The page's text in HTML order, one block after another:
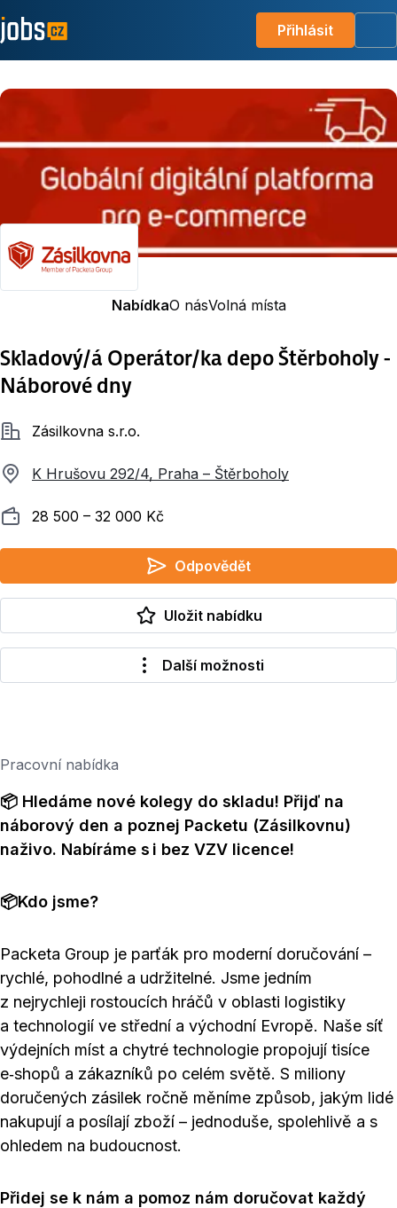
Přihlásit
NabídkaO násVolná místa
Skladový/á Operátor/ka depo Štěrboholy -
Náborové dny
SpolečnostZásilkovna s.r.o.
K Hrušovu 292/4, Praha – Štěrboholy
Plat 28 500 ‍–‍ 32 000 Kč
Odpovědět
Uložit nabídku
Další možnosti
Pracovní nabídka
📦 Hledáme nové kolegy do skladu! Přijď na
náborový den a poznej Packetu (Zásilkovnu)
naživo. Nabíráme s i bez VZV licence!
📦Kdo jsme?
Packeta Group je parťák pro moderní doručování –
rychlé, pohodlné a udržitelné. Jsme jedním
z nejrychleji rostoucích hráčů v oblasti logistiky
a technologií ve střední a východní Evropě. Naše síť
výdejních míst a chytré technologie propojují tisíce
e‑shopů a zákazníků po celém světě. S miliony
doručených zásilek ročně měníme způsob, jakým lidé
nakupují a posílají zboží – jednoduše, spolehlivě a s
ohledem na budoucnost.
Přidej se k nám a pomoz nám doručovat každý